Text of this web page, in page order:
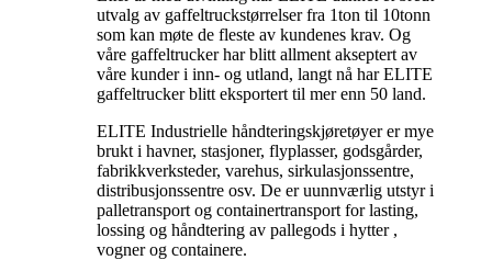
utvalg av gaffeltruckstørrelser fra 1ton til 10tonn
som kan møte de fleste av kundenes krav. Og
våre gaffeltrucker har blitt allment akseptert av
våre kunder i inn- og utland, langt nå har ELITE
gaffeltrucker blitt eksportert til mer enn 50 land.
ELITE Industrielle håndteringskjøretøyer er mye
brukt i havner, stasjoner, flyplasser, godsgårder,
fabrikkverksteder, varehus, sirkulasjonssentre,
distribusjonssentre osv. De er uunnværlig utstyr i
palletransport og containertransport for lasting,
lossing og håndtering av pallegods i hytter ,
vogner og containere.